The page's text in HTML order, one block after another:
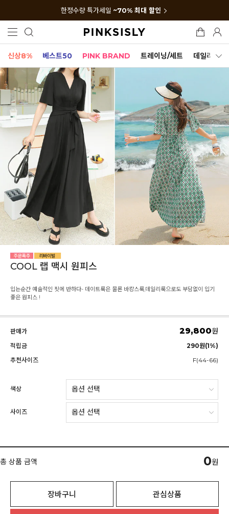
한정수량 특가세일 ~70% 최대 할인
신상8% 베스트50 PINK BRAND 트레이닝/세트 데일리세트
COOL 랩 맥시 원피스
입는순간 예술적인 핏에 반하다- 데이트룩은 물론 바캉스룩,데일리룩으로도 부담없이 입기
좋은 원피스 !
판매가 29,800원
적립금
290원(1%)
추천사이즈
F(44-66)
색상
사이즈
총 상품 금액 0원
장바구니 관심상품